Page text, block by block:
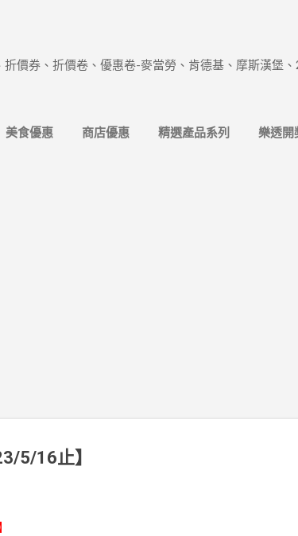
折價券、折價卷、優惠卷-麥當勞、肯德基、摩斯漢堡
美食優惠 商店優惠 精選產品系列 樂透開
5/16止】